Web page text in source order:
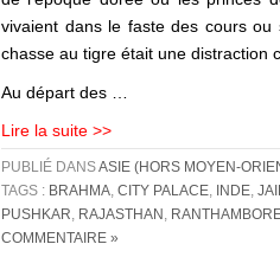
vivaient dans le faste des cours
chasse au tigre était une distraction
Au départ des …
Lire la suite >>
PUBLIÉ DANSASIE (HORS MOYEN-
TAGS : BRAHMA CITY PALACE INDE
PUSHKAR
RAJASTHAN
COMMENTAIRE »